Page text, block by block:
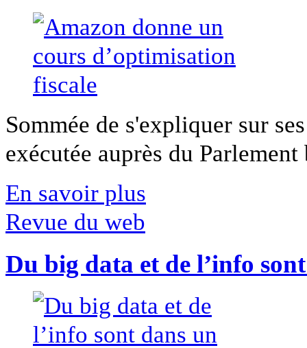
Sommée de s'expliquer sur
exécutée auprès du
En savoir plus
Revue du web
Du big data et de l’info